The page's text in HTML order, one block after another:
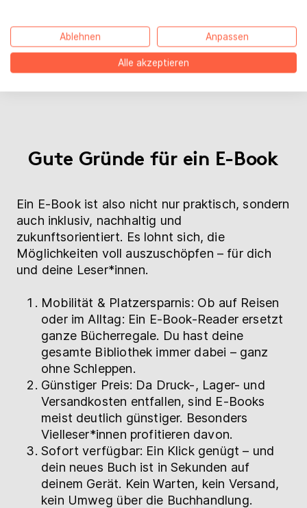
Gute Gründe für ein E-Book
Ein E-Book ist also nicht nur praktisch, sondern
auch inklusiv, nachhaltig und
zukunftsorientiert. Es lohnt sich, die
Möglichkeiten voll auszuschöpfen – für dich
und deine Leser*innen.
Mobilität & Platzersparnis: Ob auf Reisen
oder im Alltag: Ein E-Book-Reader ersetzt
ganze Bücherregale. Du hast deine
gesamte Bibliothek immer dabei – ganz
ohne Schleppen.
Günstiger Preis: Da Druck-, Lager- und
Versandkosten entfallen, sind E-Books
meist deutlich günstiger. Besonders
Vielleser*innen profitieren davon.
Sofort verfügbar: Ein Klick genügt – und
dein neues Buch ist in Sekunden auf
deinem Gerät. Kein Warten, kein Versand,
kein Umweg über die Buchhandlung.
Ablehnen Anpassen
Alle akzeptieren